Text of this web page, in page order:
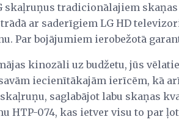
skaļruņus tradicionālajiem
ar saderīgiem LG HD
Par bojājumiem ierobežotā
kinozāli uz budžetu, jūs
iecienītākajām ierīcēm, kā
saglabājot labu skaņas
HTP-074, kas ietver visu to par